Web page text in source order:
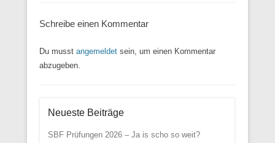
Schreibe einen Kommentar
Du musst angemeldet sein, um einen Kommentar
abzugeben.
Neueste Beiträge
SBF Prüfungen 2026 – Ja is scho so weit?